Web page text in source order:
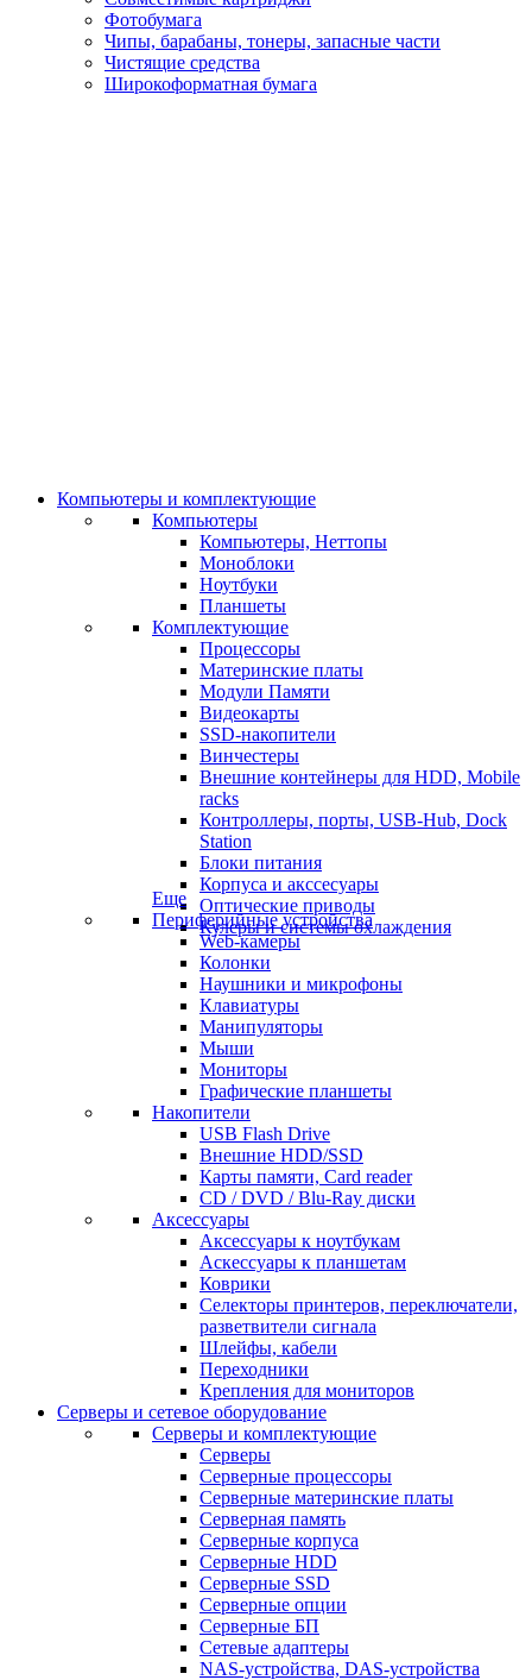
Фотобумага
Чипы, барабаны, тонеры, запасные части
Чистящие средства
Широкоформатная бумага
Компьютеры и комплектующие
Компьютеры
Компьютеры, Неттопы
Моноблоки
Ноутбуки
Планшеты
Комплектующие
Процессоры
Материнские платы
Модули Памяти
Видеокарты
SSD-накопители
Винчестеры
Внешние контейнеры для HDD, Mobile
racks
Контроллеры, порты, USB-Hub, Dock
Station
Блоки питания
Корпуса и акссесуары
Оптические приводы
Кулеры и системы охлаждения
Еще
Периферийные устройства
Web-камеры
Колонки
Наушники и микрофоны
Клавиатуры
Манипуляторы
Мыши
Мониторы
Графические планшеты
Накопители
USB Flash Drive
Внешние HDD/SSD
Карты памяти, Card reader
CD / DVD / Blu-Ray диски
Аксессуары
Аксессуары к ноутбукам
Аскессуары к планшетам
Коврики
Селекторы принтеров, переключатели,
разветвители сигнала
Шлейфы, кабели
Переходники
Крепления для мониторов
Серверы и сетевое оборудование
Серверы и комплектующие
Серверы
Серверные процессоры
Серверные материнские платы
Серверная память
Серверные корпуса
Серверные HDD
Серверные SSD
Серверные опции
Серверные БП
Сетевые адаптеры
NAS-устройства, DAS-устройства